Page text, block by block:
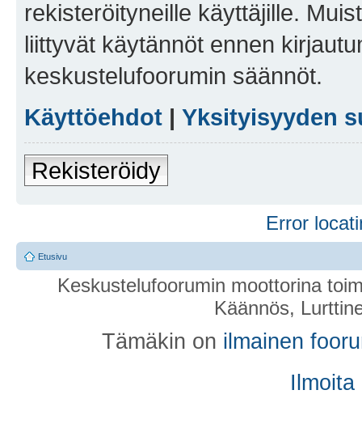
rekisteröityneille käyttäjille.
liittyvät käytännöt ennen
keskustelufoorumin säännöt.
Käyttöehdot | Yksityisyyden
Rekisteröidy
Error
Etusivu
Keskustelufoorumin moottorina
Käännös,
Tämäkin on ilmainen